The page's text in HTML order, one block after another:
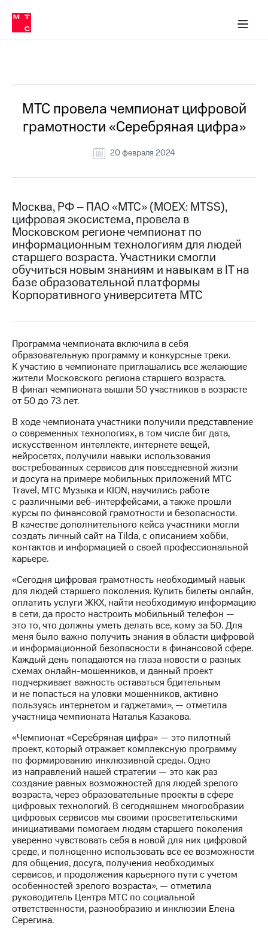
Медиа-центр
и акционерам
Устойчивое развитие
Комплаенс и деловая этика
компании
Карьера
История
компании
Руководство
Контакты
Медиа-центр
Пресс-
релизы
МТС
о технологиях
Интервью
Финансовая
отчетность
Контакты
Новости
в
регионе
и акционерам
Корпоративное
управление
Корпоративный
секретарь
Раскрытие
информации
акционерам
Документы
ПАО
"МТС"
Собрания
акционеров
Личный
кабинет
акционера
Акционерный
капитал
Контроль
и
аудит
Рынок
акций
Описание
Программа
приобретения
Порядок
выкупа
акций
Дивиденды
Рынок
облигаций
Описание
Еврооблигации-2023
Уведомление
о
в МТС
Пресс-
релизы
о технологиях
МТС провела чемпионат цифровой
грамотности «Серебряная цифра»
20 февраля 2024
Москва, РФ – ПАО «МТС» (MOEX: MTSS),
цифровая экосистема, провела в
Московском регионе чемпионат по
информационным технологиям для людей
старшего возраста. Участники смогли
обучиться новым знаниям и навыкам в IT на
базе образовательной платформы
Корпоративного университета МТС
Программа чемпионата включила в себя
образовательную программу и конкурсные треки.
К участию в чемпионате приглашались все желающие
жители Московского региона старшего возраста.
В финал чемпионата вышли 50 участников в возрасте
от 50 до 73 лет.
В ходе чемпионата участники получили представление
о современных технологиях, в том числе биг дата,
искусственном интеллекте, интернете вещей,
нейросетях, получили навыки использования
востребованных сервисов для повседневной жизни
и досуга на примере мобильных приложений МТС
Travel, МТС Музыка и KION, научились работе
с различными веб-интерфейсами, а также прошли
курсы по финансовой грамотности и безопасности.
В качестве дополнительного кейса участники могли
создать личный сайт на Tilda, с описанием хобби,
контактов и информацией о своей профессиональной
карьере.
«Сегодня цифровая грамотность необходимый навык
для людей старшего поколения. Купить билеты онлайн,
оплатить услуги ЖКХ, найти необходимую информацию
в сети, да просто настроить мобильный телефон —
это то, что должны уметь делать все, кому за 50. Для
меня было важно получить знания в области цифровой
и информационной безопасности в финансовой сфере.
Каждый день попадаются на глаза новости о разных
схемах онлайн-мошенников, и данный проект
подчеркивает важность оставаться бдительным
и не попасться на уловки мошенников, активно
пользуясь интернетом и гаджетами», — отметила
участница чемпионата Наталья Казакова.
«Чемпионат «Серебряная цифра» — это пилотный
проект, который отражает комплексную программу
по формированию инклюзивной среды. Одно
из направлений нашей стратегии — это как раз
создание равных возможностей для людей зрелого
возраста, через образовательные проекты в сфере
цифровых технологий. В сегодняшнем многообразии
цифровых сервисов мы своими просветительскими
инициативами помогаем людям старшего поколения
уверенно чувствовать себя в новой для них цифровой
среде, и полноценно использовать все ее возможности
для общения, досуга, получения необходимых
сервисов, и продолжения карьерного пути с учетом
особенностей зрелого возраста», — отметила
руководитель Центра МТС по социальной
ответственности, разнообразию и инклюзии Елена
Серегина.